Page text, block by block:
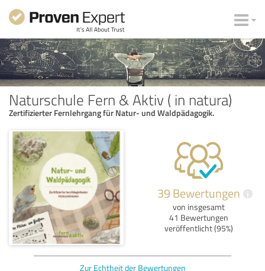
Naturschule Fern & Aktiv ( in natura)
Zertifizierter Fernlehrgang für Natur- und Waldpädagogik.
39 Bewertungen i
von insgesamt
41 Bewertungen
veröffentlicht (95%)
Zur Echtheit der Bewertungen